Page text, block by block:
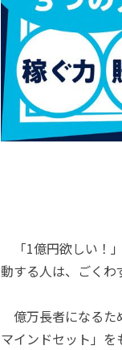
「1億円欲しい！
動する人は、ごくわ
億万長者になるた
マインドセット」を